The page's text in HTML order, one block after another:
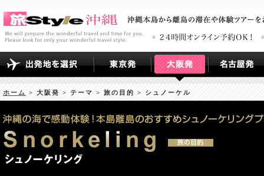
ホーム > 大阪発 > テーマ > 旅の目的 > シュノーケル